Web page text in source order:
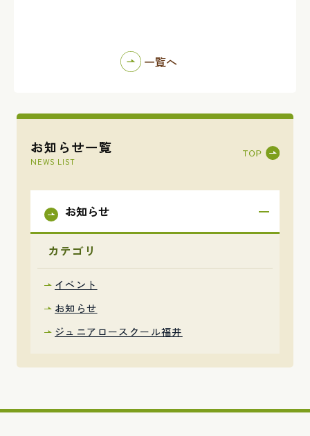
お知らせ一覧
NEWS LIST
お知らせ
カテゴリ
イベント
お知らせ
ジュニアロースクール福井
一覧へ